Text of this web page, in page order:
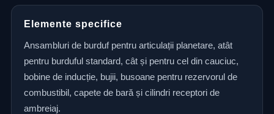
Elemente specifice
Ansambluri de burduf pentru articulații planetare, atât
pentru burduful standard, cât și pentru cel din cauciuc,
bobine de inducție, bujii, busoane pentru rezervorul de
combustibil, capete de bară și cilindri receptori de
ambreiaj.